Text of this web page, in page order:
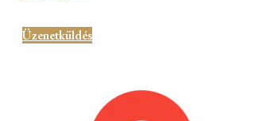
Üzenetküldés